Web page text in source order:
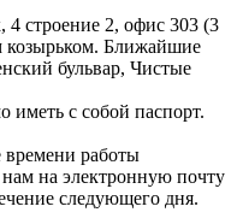
4 строение 2, офис 303 (3
козырьком. Ближайшие
бульвар, Чистые
иметь с собой паспорт.
времени работы
на электронную почту
следующего дня.